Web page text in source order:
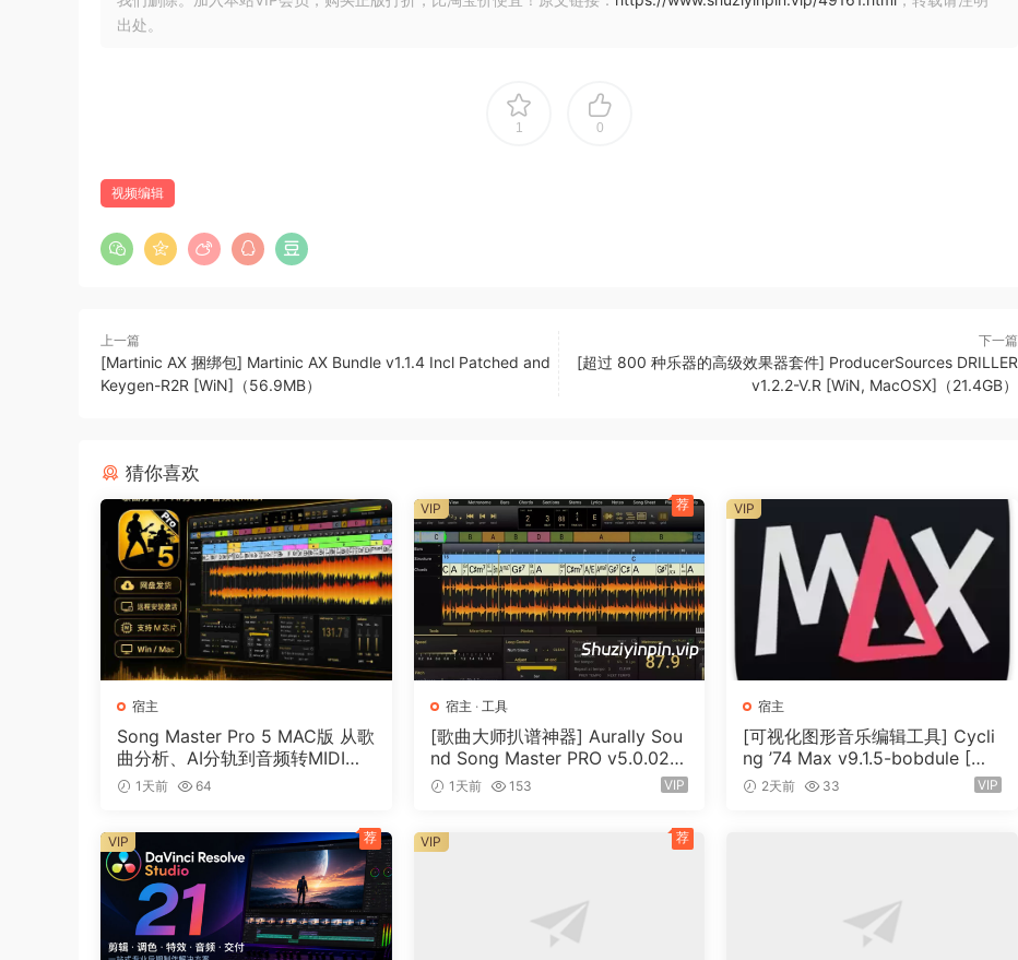
10+ billion Stock Media
Make a video without professional editing skills in just a few steps.
Plugins Effects
Make video attractive with Filmstock, AI Portrait, Boris FX, and NewBlue FX
Add text, transitions, stickers, and more
🏠 HomePage
出处。
1 0
视频编辑
上一篇
[Martinic AX 捆绑包] Martinic AX Bundle v1.1.4 Incl Patched and
Keygen-R2R [WiN]（56.9MB）
下一篇
[超过 800 种乐器的高级效果器套件] ProducerSources DRILLER
v1.2.2-V.R [WiN, MacOSX]（21.4GB）
猜你喜欢
宿主
Song Master Pro 5 MAC版 从歌
曲分析、AI分轨到音频转MIDI的
一体化音乐工具
1天前 64
宿主 · 工具
[歌曲大师扒谱神器] Aurally Sou
nd Song Master PRO v5.0.02
[WiN]（355MB）
1天前 153 VIP
VIP 荐
宿主
[可视化图形音乐编辑工具] Cycli
ng ’74 Max v9.1.5-bobdule [Wi
N]（724MB）
2天前 33 VIP
VIP
VIP 荐 VIP 荐